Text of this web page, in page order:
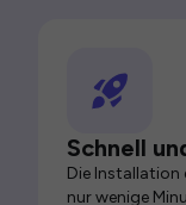
Schnell
Die Installation
nur wenige